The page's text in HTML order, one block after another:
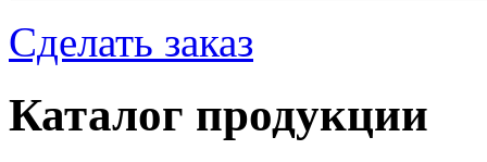
Сделать заказ
Каталог продукции